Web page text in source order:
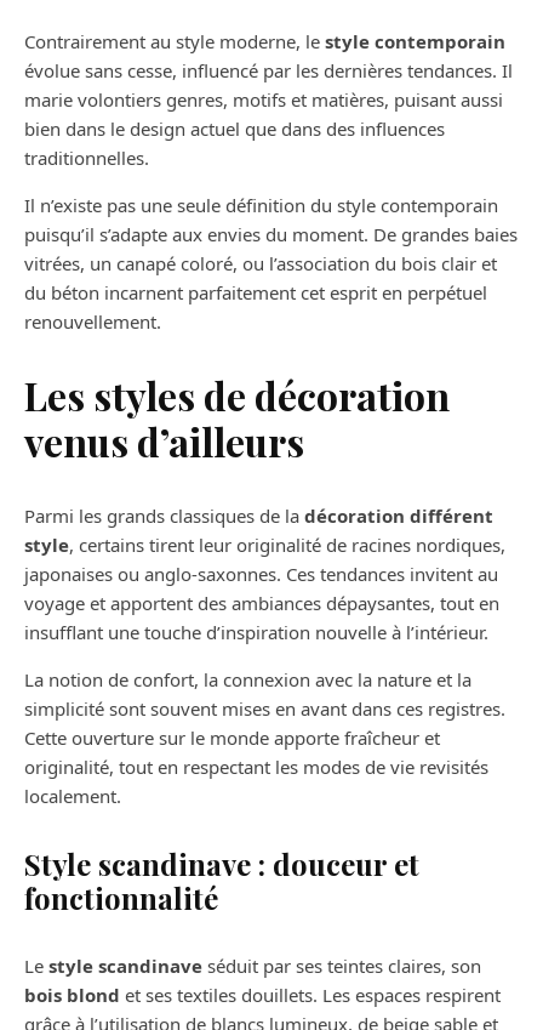
Contrairement au style moderne, le style contemporain
évolue sans cesse, influencé par les dernières tendances. Il
marie volontiers genres, motifs et matières, puisant aussi
bien dans le design actuel que dans des influences
traditionnelles.
Il n’existe pas une seule définition du style contemporain
puisqu’il s’adapte aux envies du moment. De grandes baies
vitrées, un canapé coloré, ou l’association du bois clair et
du béton incarnent parfaitement cet esprit en perpétuel
renouvellement.
Les styles de décoration
venus d’ailleurs
Parmi les grands classiques de la décoration différent
style, certains tirent leur originalité de racines nordiques,
japonaises ou anglo-saxonnes. Ces tendances invitent au
voyage et apportent des ambiances dépaysantes, tout en
insufflant une touche d’inspiration nouvelle à l’intérieur.
La notion de confort, la connexion avec la nature et la
simplicité sont souvent mises en avant dans ces registres.
Cette ouverture sur le monde apporte fraîcheur et
originalité, tout en respectant les modes de vie revisités
localement.
Style scandinave : douceur et
fonctionnalité
Le style scandinave séduit par ses teintes claires, son
bois blond et ses textiles douillets. Les espaces respirent
grâce à l’utilisation de blancs lumineux, de beige sable et